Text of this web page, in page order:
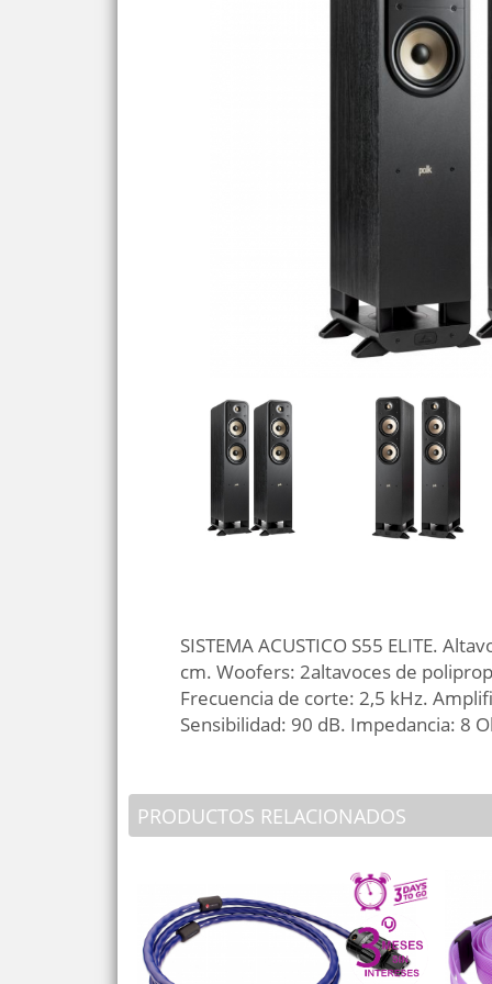
SISTEMA ACUSTICO S55 ELITE.
cm. Woofers: 2altavoces de
Frecuencia de corte: 2,5 kHz.
Sensibilidad: 90 dB. Impedancia: 8
PRODUCTOS RELACIONADOS